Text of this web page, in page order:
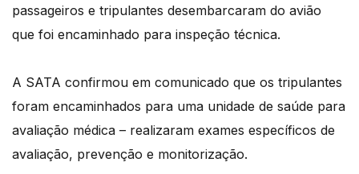
passageiros e tripulantes desembarcaram do avião
que foi encaminhado para inspeção técnica.
A SATA confirmou em comunicado que os tripulantes
foram encaminhados para uma unidade de saúde para
avaliação médica – realizaram exames específicos de
avaliação, prevenção e monitorização.